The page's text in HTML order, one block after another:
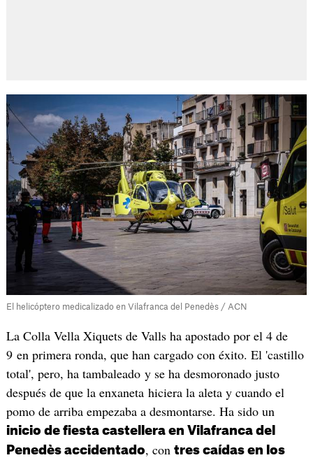
El helicóptero medicalizado en Vilafranca del Penedès / ACN
La Colla Vella Xiquets de Valls ha apostado por el 4 de
9 en primera ronda, que han cargado con éxito. El 'castillo
total', pero, ha tambaleado y se ha desmoronado justo
después de que la enxaneta hiciera la aleta y cuando el
pomo de arriba empezaba a desmontarse. Ha sido un
inicio de fiesta castellera en Vilafranca del
Penedès accidentado, con tres caídas en los